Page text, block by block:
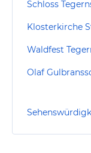
Schloss
Waldfest
Olaf